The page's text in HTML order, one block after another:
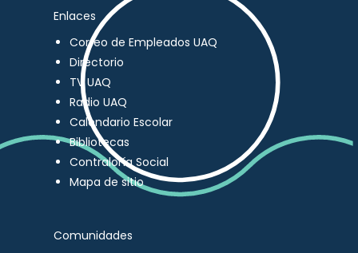
Enlaces
Correo de Empleados UAQ
Directorio
TV UAQ
Radio UAQ
Calendario Escolar
Bibliotecas
Contraloría Social
Mapa de sitio
Comunidades